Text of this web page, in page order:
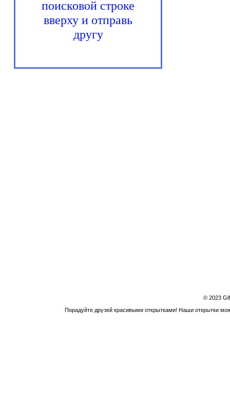
поисковой строке
вверху и отправь
другу
© 2023
Порадуйте друзей красивыми открытками! Наши открытки